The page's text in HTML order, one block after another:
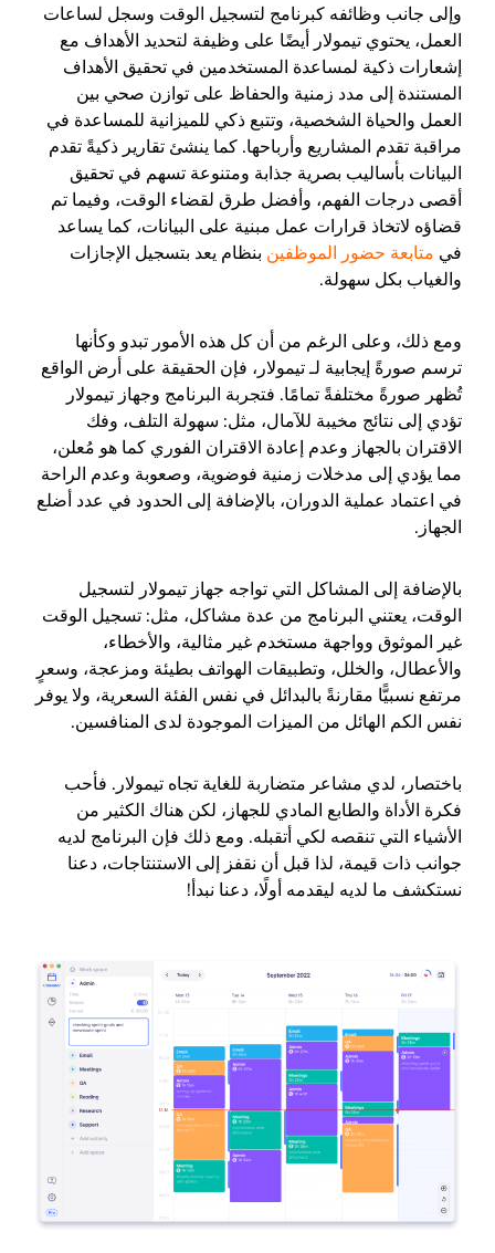
وإلى جانب وظائفه كبرنامج لتسجيل الوقت وسجل لساعات
العمل، يحتوي تيمولار أيضًا على وظيفة لتحديد الأهداف مع
إشعارات ذكية لمساعدة المستخدمين في تحقيق الأهداف
المستندة إلى مدد زمنية والحفاظ على توازن صحي بين
العمل والحياة الشخصية، وتتبع ذكي للميزانية للمساعدة في
مراقبة تقدم المشاريع وأرباحها. كما ينشئ تقارير ذكيةً تقدم
البيانات بأساليب بصرية جذابة ومتنوعة تسهم في تحقيق
أقصى درجات الفهم، وأفضل طرق لقضاء الوقت، وفيما تم
قضاؤه لاتخاذ قرارات عمل مبنية على البيانات، كما يساعد
في متابعة حضور الموظفين بنظام يعد بتسجيل الإجازات
والغياب بكل سهولة.
ومع ذلك، وعلى الرغم من أن كل هذه الأمور تبدو وكأنها
ترسم صورةً إيجابية لـ تيمولار، فإن الحقيقة على أرض الواقع
تُظهر صورةً مختلفةً تمامًا. فتجربة البرنامج وجهاز تيمولار
تؤدي إلى نتائج مخيبة للآمال، مثل: سهولة التلف، وفك
الاقتران بالجهاز وعدم إعادة الاقتران الفوري كما هو مُعلن،
مما يؤدي إلى مدخلات زمنية فوضوية، وصعوبة وعدم الراحة
في اعتماد عملية الدوران، بالإضافة إلى الحدود في عدد أضلع
الجهاز.
بالإضافة إلى المشاكل التي تواجه جهاز تيمولار لتسجيل
الوقت، يعتني البرنامج من عدة مشاكل، مثل: تسجيل الوقت
غير الموثوق وواجهة مستخدم غير مثالية، والأخطاء،
والأعطال، والخلل، وتطبيقات الهواتف بطيئة ومزعجة، وسعرٍ
مرتفع نسبيًّا مقارنةً بالبدائل في نفس الفئة السعرية، ولا يوفر
نفس الكم الهائل من الميزات الموجودة لدى المنافسين.
باختصار، لدي مشاعر متضاربة للغاية تجاه تيمولار. فأحب
فكرة الأداة والطابع المادي للجهاز، لكن هناك الكثير من
الأشياء التي تنقصه لكي أتقبله. ومع ذلك فإن البرنامج لديه
جوانب ذات قيمة، لذا قبل أن نقفز إلى الاستنتاجات، دعنا
نستكشف ما لديه ليقدمه أولًا، دعنا نبدأ!